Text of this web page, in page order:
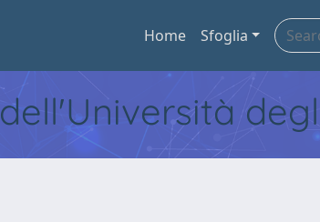
Home Sfoglia